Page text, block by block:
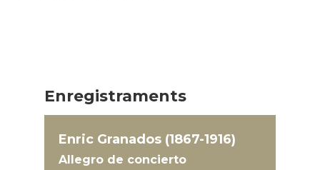
Enregistraments
Enric Granados (1867-1916)
Allegro de concierto